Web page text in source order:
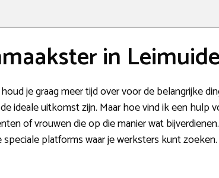
in
je graag meer tijd over voor de belangrijke
ideale uitkomst zijn. Maar hoe vind ik een hulp
of vrouwen die op die manier wat
speciale platforms waar je werksters kunt